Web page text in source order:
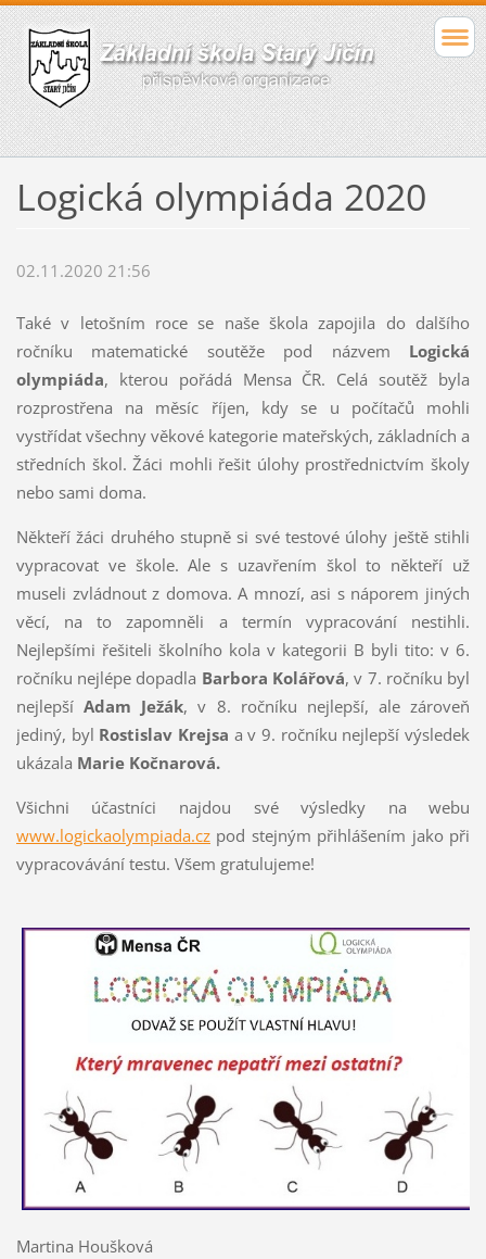
Logická olympiáda 2020
02.11.2020 21:56
Také v letošním roce se naše škola zapojila do dalšího
ročníku matematické soutěže pod názvem Logická
olympiáda, kterou pořádá Mensa ČR. Celá soutěž byla
rozprostřena na měsíc říjen, kdy se u počítačů mohli
vystřídat všechny věkové kategorie mateřských, základních a
středních škol. Žáci mohli řešit úlohy prostřednictvím školy
nebo sami doma.
Někteří žáci druhého stupně si své testové úlohy ještě stihli
vypracovat ve škole. Ale s uzavřením škol to někteří už
museli zvládnout z domova. A mnozí, asi s náporem jiných
věcí, na to zapomněli a termín vypracování nestihli.
Nejlepšími řešiteli školního kola v kategorii B byli tito: v 6.
ročníku nejlépe dopadla Barbora Kolářová, v 7. ročníku byl
nejlepšíAdam Ježák, v 8. ročníku nejlepší, ale zároveň
jediný, byl Rostislav Krejsa a v 9. ročníku nejlepší výsledek
ukázala Marie Kočnarová.
Všichni účastníci najdou své výsledky na webu
www.logickaolympiada.czpod stejným přihlášením jako při
vypracovávání testu. Všem gratulujeme!
Martina Houšková